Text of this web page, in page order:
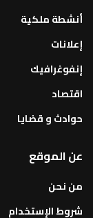
أنشطة ملكية
إعلانات
إنفوغرافيك
اقتصاد
حوادث و قضايا
عن الموقع
من نحن
شروط الإستخدام